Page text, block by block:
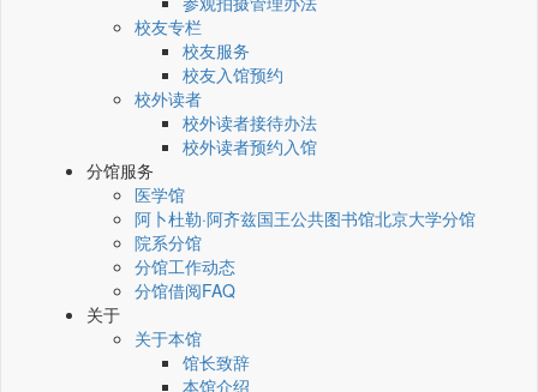
校友专栏
校友服务
校友入馆预约
校外读者
校外读者接待办法
校外读者预约入馆
分馆服务
医学馆
阿卜杜勒·阿齐兹国王公共图书馆北京大学分馆
院系分馆
分馆工作动态
分馆借阅FAQ
关于
关于本馆
馆长致辞
本馆介绍